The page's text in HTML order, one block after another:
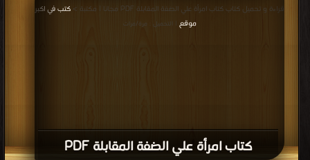
كتاب امرأة علي الضفة المقابلة PDF
قراءة و تحميل كتاب كتاب امرأة علي الضفة المقابلة PDF مجانا | مكتبة >
كتب في اكبر
موقع
| التحميل : مرة/مرات